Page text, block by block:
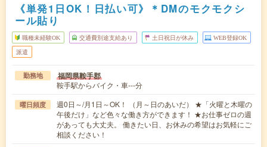
《単発1日OK！日払い可》＊DMのモクモクシ
ール貼り
職種未経験OK 交通費別途支給あり 土日祝日が休み WEB登録OK
派遣
勤務地 福岡県鞍手郡
鞍手駅からバイク・車---分
曜日頻度
週0日～/月1日～OK！ （月～日のあいだ） ★「火曜と木曜の
午後だけ」など色々な働き方ができます！ ★お仕事ゼロの週
があっても大丈夫。 働きたい日、お休みの希望はお気軽にご
相談ください！